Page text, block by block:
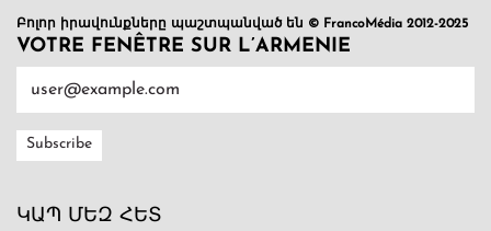
Բոլոր իրավունքները պաշտպանված են © FrancoMédia 2012-2025
VOTRE FENÊTRE SUR L’ARMENIE
ԿԱՊ ՄԵԶ ՀԵՏ